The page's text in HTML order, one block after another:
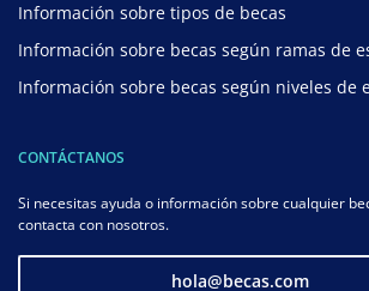
Información sobre tipos de becas
Información sobre becas según ramas de
Información sobre becas según niveles de
CONTÁCTANOS
Si necesitas ayuda o información sobre cualquier
contacta con nosotros.
hola@becas.com